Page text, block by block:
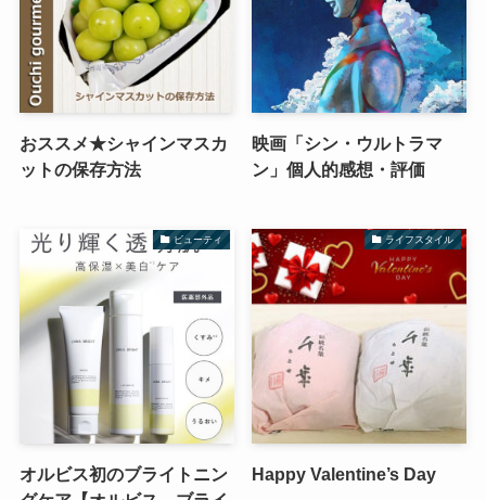
おススメ★シャインマスカ
ットの保存方法
映画「シン・ウルトラマ
ン」個人的感想・評価
ビューティ
オルビス初のブライトニン
ライフスタイル
Happy Valentine’s Day